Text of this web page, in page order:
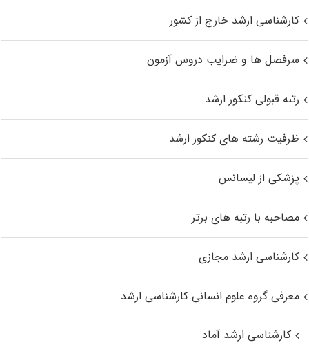
کارشناسی ارشد خارج از کشور
سرفصل ها و ضرایب دروس آزمون
رتبه قبولی کنکور ارشد
ظرفیت رشته های کنکور ارشد
پزشکی از لیسانس
مصاحبه با رتبه های برتر
کارشناسی ارشد مجازی
معرفی گروه علوم انسانی کارشناسی ارشد
کارشناسی ارشد آماد